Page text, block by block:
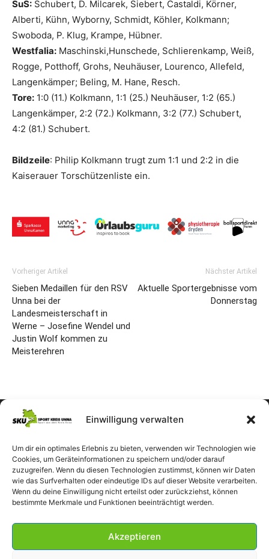
Einwilligung verwalten
Um dir ein optimales Erlebnis zu bieten, verwenden wir Technologien wie
Cookies, um Geräteinformationen zu speichern und/oder darauf
zuzugreifen. Wenn du diesen Technologien zustimmst, können wir Daten
wie das Surfverhalten oder eindeutige IDs auf dieser Website verarbeiten.
Wenn du deine Einwilligung nicht erteilst oder zurückziehst, können
bestimmte Merkmale und Funktionen beeinträchtigt werden.
Akzeptieren
SuS: Schubert, D. Milcarek, Siebert, Castaldi, Körner,
Alberti, Kühn, Wyborny, Schmidt, Köhler, Kolkmann;
Swoboda, P. Klug, Krampe, Hübner.
Westfalia: Maschinski,Hunschede, Schlierenkamp, Weiß,
Rogge, Potthoff, Grohs, Neuhäuser, Lourenco, Allefeld,
Langenkämper; Beling, M. Hane, Resch.
Tore: 1:0 (11.) Kolkmann, 1:1 (25.) Neuhäuser, 1:2 (65.)
Langenkämper, 2:2 (72.) Kolkmann, 3:2 (77.) Schubert,
4:2 (81.) Schubert.
Bildzeile: Philip Kolkmann trugt zum 1:1 und 2:2 in die
Kaiserauer Torschützenliste ein.
Vorheriger Artikel
Sieben Medaillen für den RSV
Unna bei der
Landesmeisterschaft in
Werne – Josefine Wendel und
Justin Wolf kommen zu
Meisterehren
Nächster Artikel
Aktuelle Sportergebnisse vom
Donnerstag